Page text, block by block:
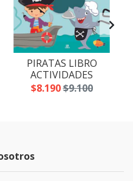
PIRATAS LIBRO
ACTIVIDADES
$8.190$9.100